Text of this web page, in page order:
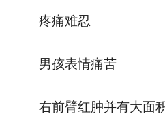
疼痛难忍
男孩表情痛苦
右前臂红肿并有大面